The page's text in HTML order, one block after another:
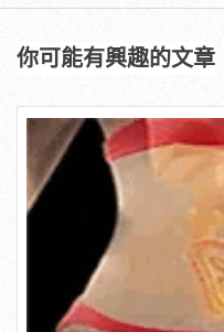
你可能有興趣的文章